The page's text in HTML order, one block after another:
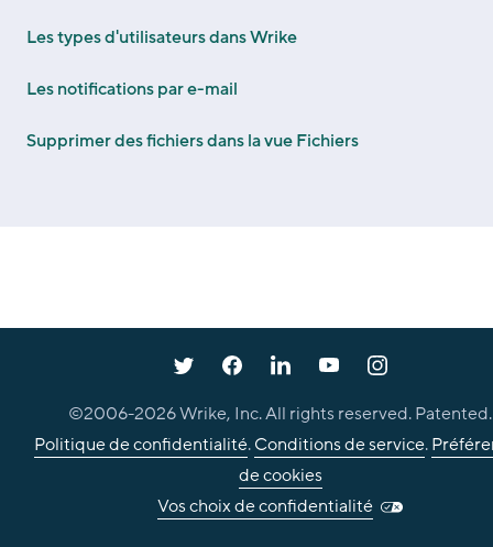
Les types d'utilisateurs dans Wrike
Les notifications par e-mail
Supprimer des fichiers dans la vue Fichiers
©2006-2026Wrike, Inc. All rights reserved. Patented.
Politique de confidentialité.Conditions de service.
de cookies
Vos choix de confidentialité